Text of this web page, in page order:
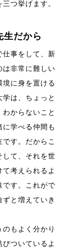
つ挙げます。
だから
仕事をして、新
は非常に難しい
境に身を置ける
は、ちょっと
からないこと
学べる仲間も
す。だからこ
して、それを世
考えられるよ
です。これがで
と増えていき
もよく分かり
ついているよ